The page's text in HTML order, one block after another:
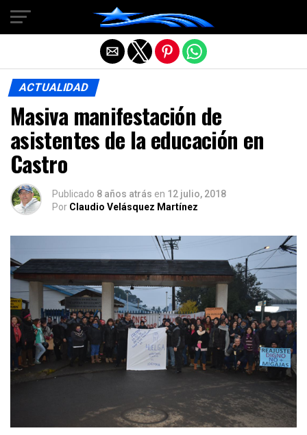
ACTUALIDAD
Masiva manifestación de
asistentes de la educación en
Castro
Publicado 8 años atrás en 12 julio, 2018
Por Claudio Velásquez Martínez
Salir de la versión móvil